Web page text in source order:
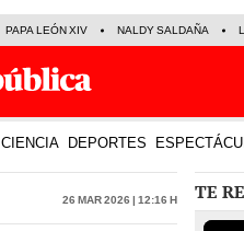
PAPA LEÓN XIV NALDY SALDAÑA
CIENCIA DEPORTES
26 Mar 2026 | 12:16 h TE